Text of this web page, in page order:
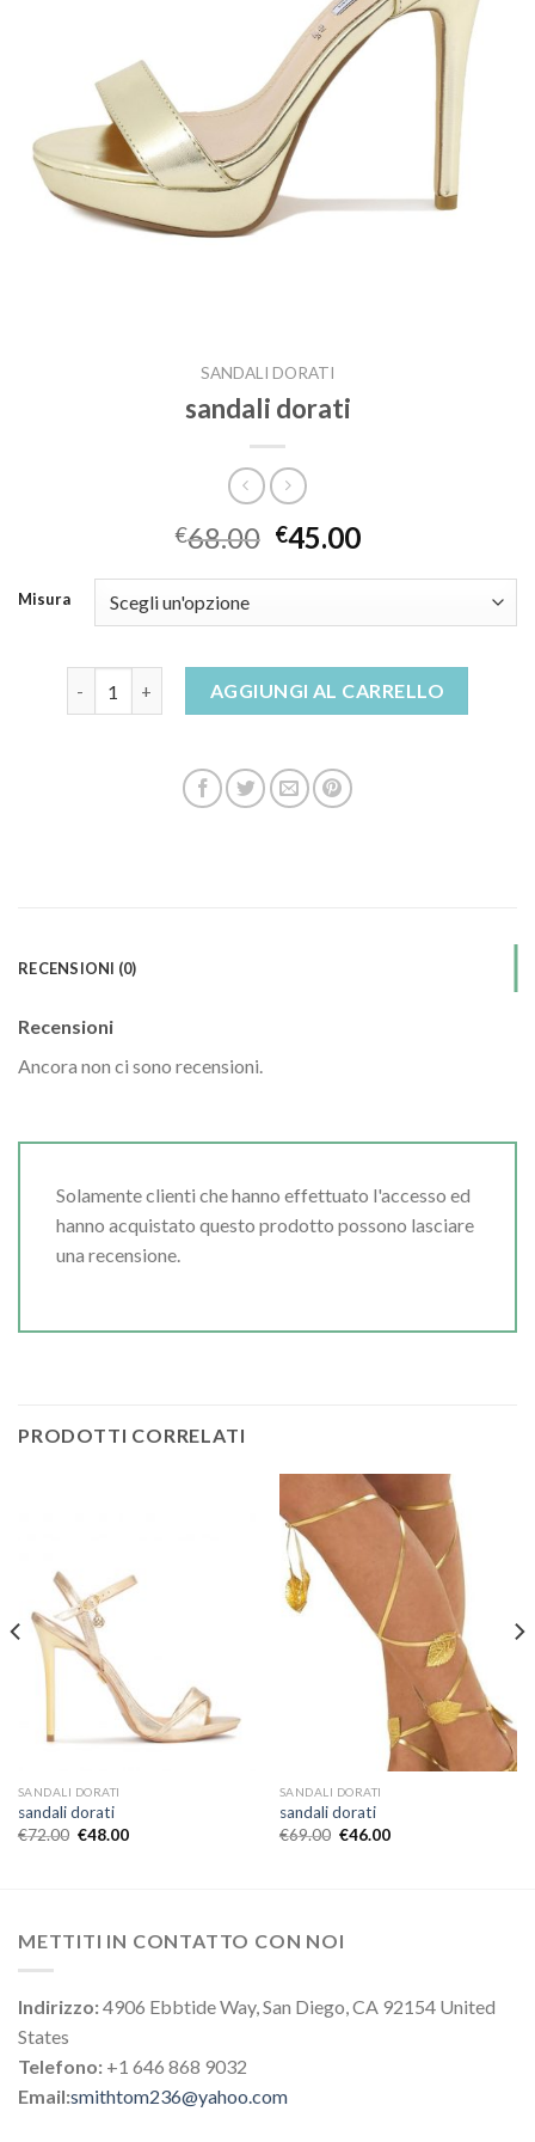
SANDALI DORATI
sandali dorati
€68.00 €45.00
Misura
AGGIUNGI AL CARRELLO
RECENSIONI (0)
Recensioni
Ancora non ci sono recensioni.
Solamente clienti che hanno effettuato l'accesso ed
hanno acquistato questo prodotto possono lasciare
una recensione.
PRODOTTI CORRELATI
SANDALI DORATI
sandali dorati
€72.00 €48.00
SANDALI DORATI
sandali dorati
€69.00 €46.00
METTITI IN CONTATTO CON NOI
Indirizzo:4906 Ebbtide Way, San Diego, CA 92154 United
States
Telefono: +1 646 868 9032
Email:smithtom236@yahoo.com